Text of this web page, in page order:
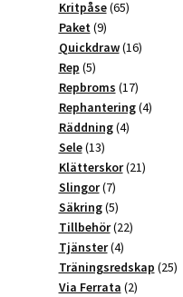
Kritpåse 6565
Paket 99
produkter
Quickdraw 1616
Rep 55
produkter
Repbroms 1717
produkter
Rephantering 44
Räddning 44
Sele 1313
produkter
Klätterskor 2121
Slingor 77
produkter
Säkring 55
produkter
Tillbehör 2222
Tjänster 44
produkter
Träningsredskap 2525
Via Ferrata 22